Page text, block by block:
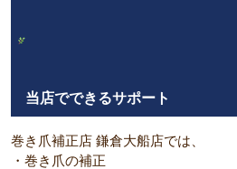
当店でできるサポート
巻き爪補正店 鎌倉大船店では、
・巻き爪の補正